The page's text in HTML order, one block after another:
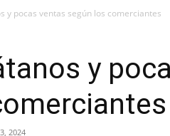
y pocas ventas según los comerciantes
y
2024